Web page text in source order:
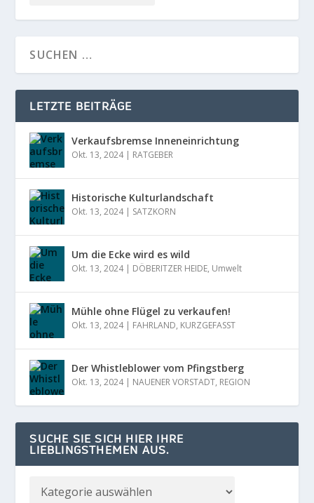
LETZTE BEITRÄGE
Verkaufsbremse Inneneinrichtung
Okt. 13, 2024| RATGEBER
Historische Kulturlandschaft
Okt. 13, 2024| SATZKORN
Um die Ecke wird es wild
Okt. 13, 2024| DÖBERITZER HEIDE, Umwelt
Mühle ohne Flügel zu verkaufen!
Okt. 13, 2024| FAHRLAND, KURZGEFASST
Der Whistleblower vom Pfingstberg
Okt. 13, 2024| NAUENER VORSTADT, REGION
SUCHE SIE SICH HIER IHRE
LIEBLINGSTHEMEN AUS.